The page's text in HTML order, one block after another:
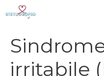
irritabile